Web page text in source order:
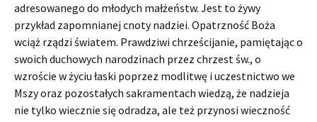
adresowanego do młodych małżeństw. Jest to żywy
przykład zapomnianej cnoty nadziei. Opatrzność Boża
wciąż rządzi światem. Prawdziwi chrześcijanie, pamiętając o
swoich duchowych narodzinach przez chrzest św., o
wzroście w życiu łaski poprzez modlitwę i uczestnictwo we
Mszy oraz pozostałych sakramentach wiedzą, że nadzieja
nie tylko wiecznie się odradza, ale też przynosi wieczność